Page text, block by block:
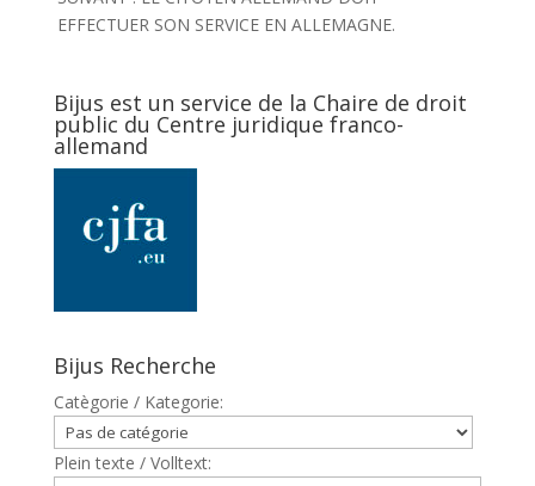
EFFECTUER SON SERVICE EN ALLEMAGNE.
Bijus est un service de la Chaire de droit
public du Centre juridique franco-
allemand
Bijus Recherche
Catègorie / Kategorie:
Plein texte / Volltext: